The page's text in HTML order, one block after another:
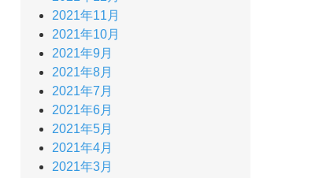
2021年11月
2021年10月
2021年9月
2021年8月
2021年7月
2021年6月
2021年5月
2021年4月
2021年3月